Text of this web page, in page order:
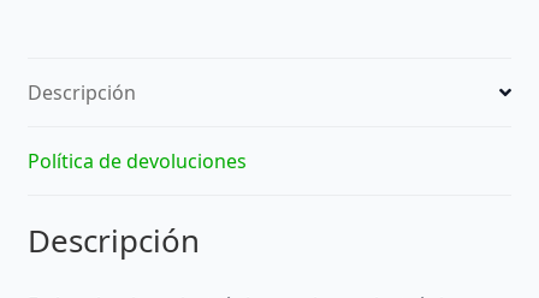
Descripción
Política de devoluciones
Descripción